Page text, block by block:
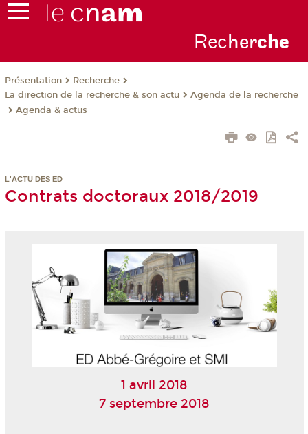
Recherche
Présentation
Recherche
La direction de la recherche & son actu
Agenda de la recherche
Agenda & actus
L'ACTU DES ED
Contrats doctoraux 2018/2019
1 avril 2018
7 septembre 2018